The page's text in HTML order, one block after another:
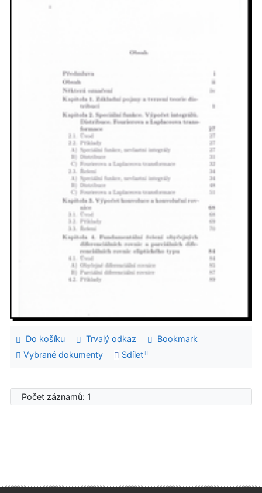
Do košíku Trvalý odkaz
Bookmark
Vybrané dokumenty
Sdílet
Počet záznamů: 1